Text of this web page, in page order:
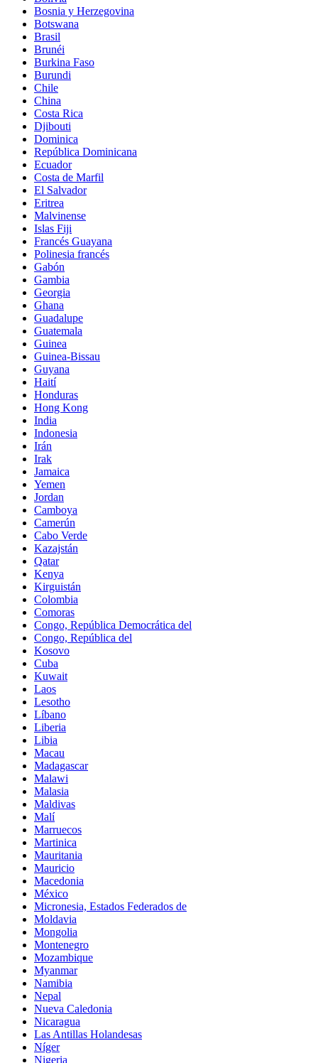
Bosnia y Herzegovina
Botswana
Brasil
Brunéi
Burkina Faso
Burundi
Chile
China
Costa Rica
Djibouti
Dominica
República Dominicana
Ecuador
Costa de Marfil
El Salvador
Eritrea
Malvinense
Islas Fiji
Francés Guayana
Polinesia francés
Gabón
Gambia
Georgia
Ghana
Guadalupe
Guatemala
Guinea
Guinea-Bissau
Guyana
Haití
Honduras
Hong Kong
India
Indonesia
Irán
Irak
Jamaica
Yemen
Jordan
Camboya
Camerún
Cabo Verde
Kazajstán
Qatar
Kenya
Kirguistán
Colombia
Comoras
Congo, República Democrática del
Congo, República del
Kosovo
Cuba
Kuwait
Laos
Lesotho
Líbano
Liberia
Libia
Macau
Madagascar
Malawi
Malasia
Maldivas
Malí
Marruecos
Martinica
Mauritania
Mauricio
Macedonia
México
Micronesia, Estados Federados de
Moldavia
Mongolia
Montenegro
Mozambique
Myanmar
Namibia
Nepal
Nueva Caledonia
Nicaragua
Las Antillas Holandesas
Níger
Nigeria